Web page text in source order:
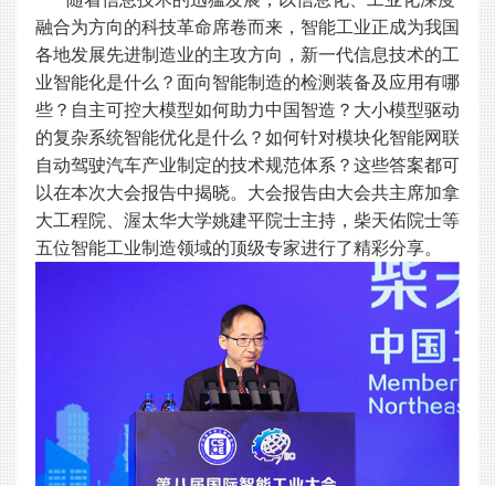
融合为方向的科技革命席卷而来，智能工业正成为我国
各地发展先进制造业的主攻方向，新一代信息技术的工
业智能化是什么？面向智能制造的检测装备及应用有哪
些？自主可控大模型如何助力中国智造？大小模型驱动
的复杂系统智能优化是什么？如何针对模块化智能网联
自动驾驶汽车产业制定的技术规范体系？这些答案都可
以在本次大会报告中揭晓。大会报告由大会共主席加拿
大工程院、渥太华大学姚建平院士主持，柴天佑院士等
五位智能工业制造领域的顶级专家进行了精彩分享。